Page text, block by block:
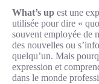
What’s up est une
utilisée pour dire «
souvent employée de
des nouvelles ou
quelqu’un. Mais
expression et
dans le monde